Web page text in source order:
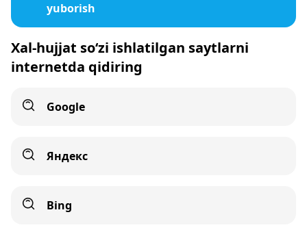
yuborish
Xal-hujjat so‘zi ishlatilgan saytlarni
internetda qidiring
Google
Яндекс
Bing